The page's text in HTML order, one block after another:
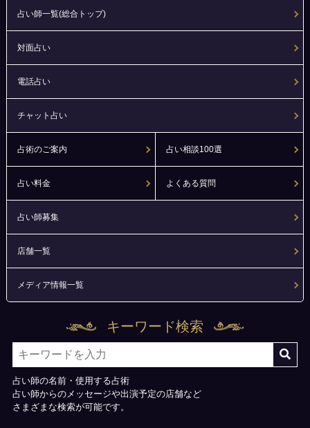
占い師一覧(総合トップ)
対面占い
電話占い
チャット占い
占術のご案内 占い相談100選
占い料金 よくある質問
占い師募集
店舗一覧
メディア情報一覧
キーワード検索
占い師の名前・使用する占術
占い師からのメッセージや出演予定の店舗など
さまざまな検索が可能です。